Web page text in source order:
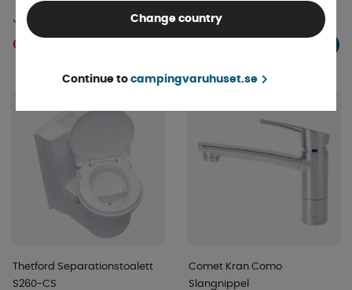
69 kr
Finns i lager
419 kr
Thetford Separationstoalett
S260-CS
Comet Kran Como
Slangnippel
Change country
Continue to campingvaruhuset.se